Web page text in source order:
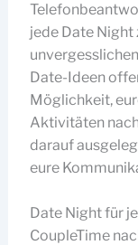
jede Date Night
Date-Ideen
Möglichkeit,
Aktivitäten
darauf
eure
Date Night für
CoupleTime